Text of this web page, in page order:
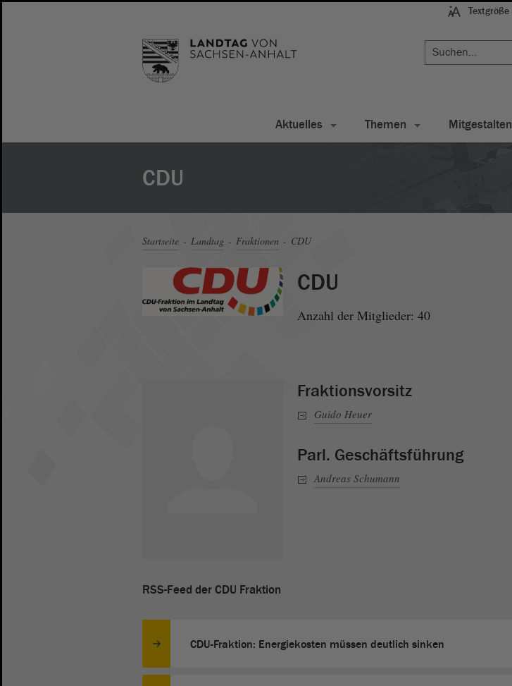
Textgröße
Aktuelles Themen Mitgestalten
CDU
Startseite Landtag Fraktionen CDU
CDU
Anzahl der Mitglieder: 40
Fraktionsvorsitz
Guido Heuer
Parl. Geschäftsführung
Andreas Schumann
RSS-Feed der CDU Fraktion
CDU-Fraktion: Energiekosten müssen deutlich sinken